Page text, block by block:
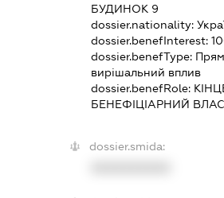
БУДИНОК 9
dossier.nationality:
dossier.benefInterest:
dossier.benefType:
вирішальний вплив
dossier.benefRole:
БЕНЕФІЦІАРНИЙ
dossier.smida: